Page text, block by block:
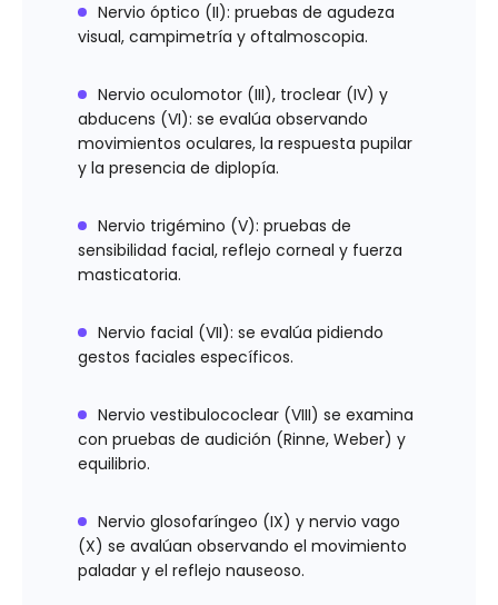
Nervio óptico (II): pruebas de agudeza
visual, campimetría y oftalmoscopia.
Nervio oculomotor (III), troclear (IV) y
abducens (VI): se evalúa observando
movimientos oculares, la respuesta pupilar
y la presencia de diplopía.
Nervio trigémino (V): pruebas de
sensibilidad facial, reflejo corneal y fuerza
masticatoria.
Nervio facial (VII): se evalúa pidiendo
gestos faciales específicos.
Nervio vestibulococlear (VIII) se examina
con pruebas de audición (Rinne, Weber) y
equilibrio.
Nervio glosofaríngeo (IX) y nervio vago
(X) se avalúan observando el movimiento
paladar y el reflejo nauseoso.